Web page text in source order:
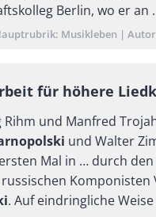
Berlin, wo er an
Musikleben Autor
für höhere
Rihm und Manfred
und Walter
Mal in … durch den
Komponisten
. Auf eindringliche